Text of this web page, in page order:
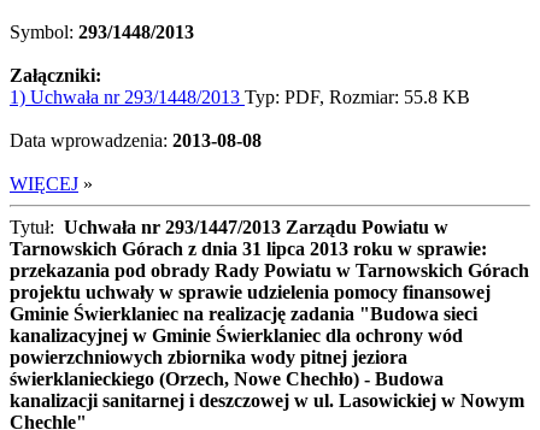
Symbol: 293/1448/2013
Załączniki:
1) Uchwała nr 293/1448/2013 Typ: PDF, Rozmiar: 55.8 KB
Data wprowadzenia: 2013-08-08
WIĘCEJ »
Tytuł: Uchwała nr 293/1447/2013 Zarządu Powiatu w
Tarnowskich Górach z dnia 31 lipca 2013 roku w sprawie:
przekazania pod obrady Rady Powiatu w Tarnowskich Górach
projektu uchwały w sprawie udzielenia pomocy finansowej
Gminie Świerklaniec na realizację zadania "Budowa sieci
kanalizacyjnej w Gminie Świerklaniec dla ochrony wód
powierzchniowych zbiornika wody pitnej jeziora
świerklanieckiego (Orzech, Nowe Chechło) - Budowa
kanalizacji sanitarnej i deszczowej w ul. Lasowickiej w Nowym
Chechle"